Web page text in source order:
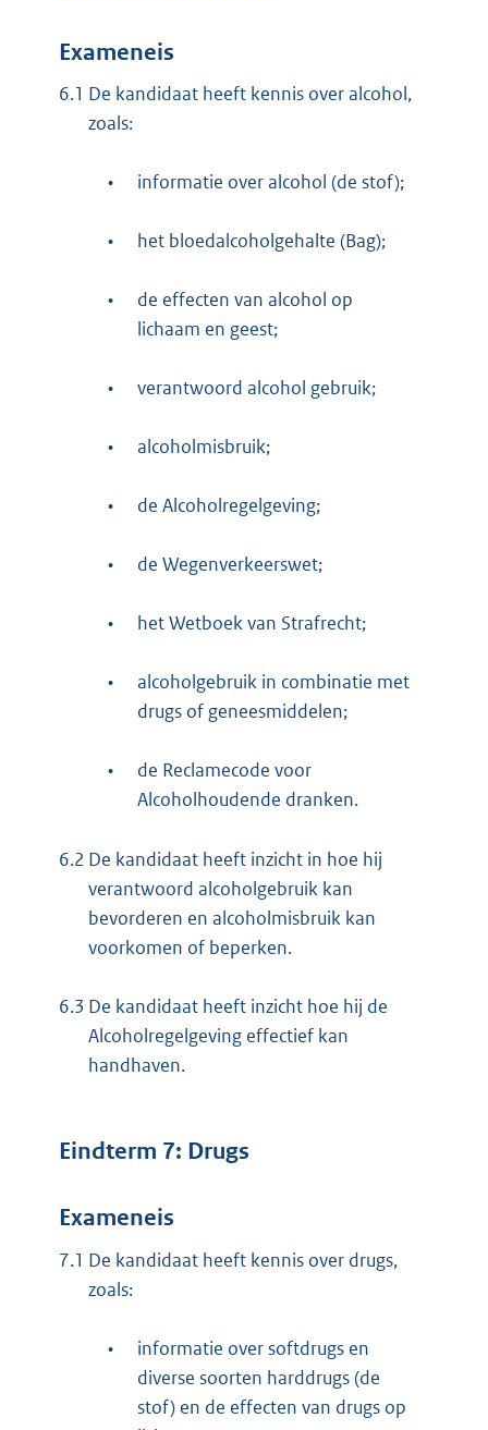
Exameneis
6.1 De kandidaat heeft kennis over alcohol,
zoals:
• informatie over alcohol (de stof);
• het bloedalcoholgehalte (Bag);
•
de effecten van alcohol op
lichaam en geest;
• verantwoord alcohol gebruik;
• alcoholmisbruik;
• de Alcoholregelgeving;
• de Wegenverkeerswet;
• het Wetboek van Strafrecht;
•
alcoholgebruik in combinatie met
drugs of geneesmiddelen;
•
de Reclamecode voor
Alcoholhoudende dranken.
6.2 De kandidaat heeft inzicht in hoe hij
verantwoord alcoholgebruik kan
bevorderen en alcoholmisbruik kan
voorkomen of beperken.
6.3 De kandidaat heeft inzicht hoe hij de
Alcoholregelgeving effectief kan
handhaven.
Eindterm 7: Drugs
Exameneis
7.1 De kandidaat heeft kennis over drugs,
zoals:
•
informatie over softdrugs en
diverse soorten harddrugs (de
stof) en de effecten van drugs op